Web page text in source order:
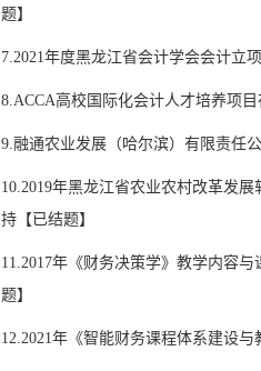
题】
7.2021年度黑龙江省会计学会会计立
8.ACCA高校国际化会计人才培养项
9.融通农业发展（哈尔滨）有限责任公
10.2019年黑龙江省农业农村改革发展
持【已结题】
11.2017年《财务决策学》教学内容与
题】
12.2021年《智能财务课程体系建设与